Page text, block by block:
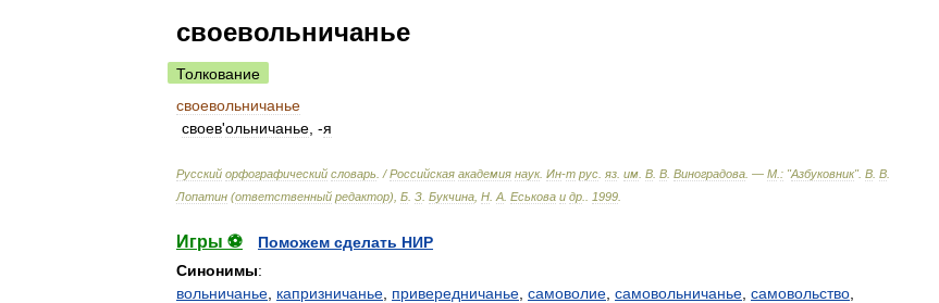
своевольничанье
Толкование
своевольничанье
своев'ольничанье , -я
Русский орфографический словарь . /Российская академия наук. Ин-т рус яз им В В Виноградова . — М : "Азбуковник". В В
Лопатин (ответственный редактор), Б З Букчина Н А Еськова и др 1999
Игры ⚽
Поможем сделать НИР
Синонимы:
вольничанье капризничанье привередничанье самоволие самовольничанье самовольство